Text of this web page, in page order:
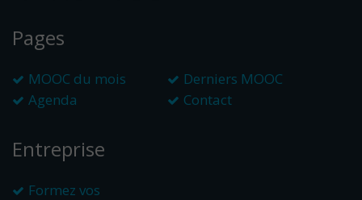
Pages
MOOC du mois
Derniers MOOC
Agenda
Contact
Entreprise
Formez vos